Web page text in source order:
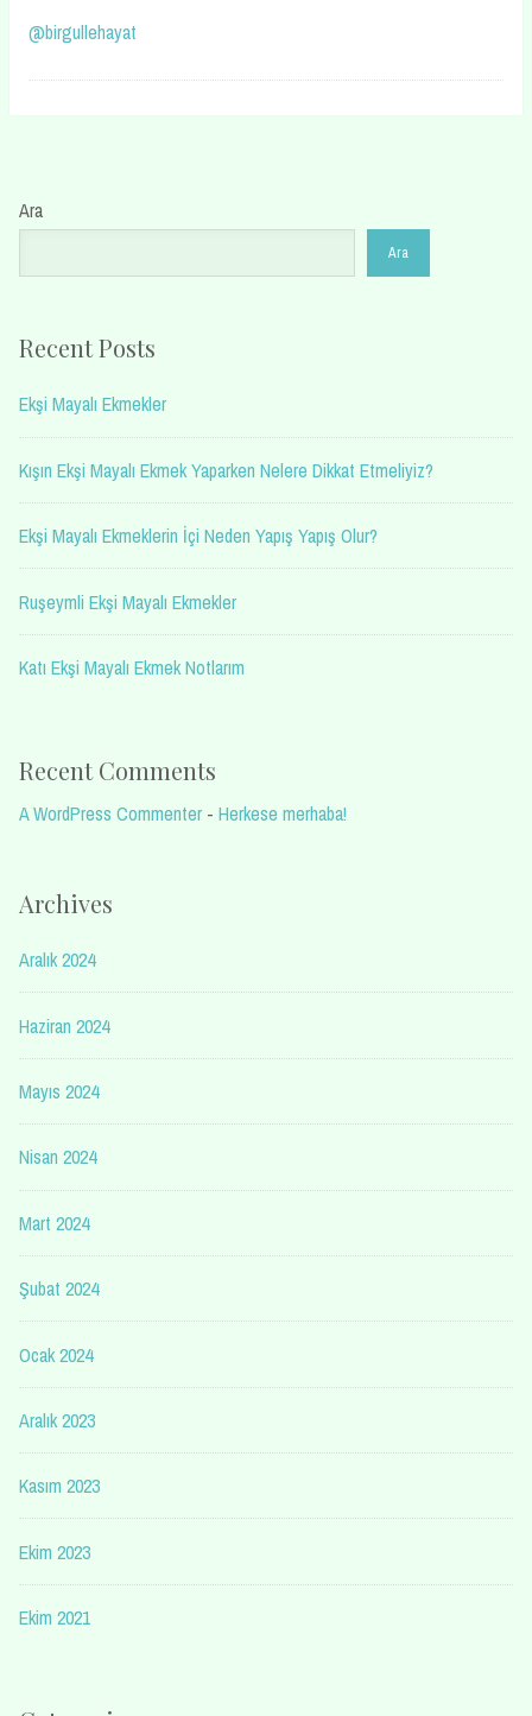
@birgullehayat
Ara
Ara
Recent Posts
Ekşi Mayalı Ekmekler
Kışın Ekşi Mayalı Ekmek Yaparken Nelere Dikkat Etmeliyiz?
Ekşi Mayalı Ekmeklerin İçi Neden Yapış Yapış Olur?
Ruşeymli Ekşi Mayalı Ekmekler
Katı Ekşi Mayalı Ekmek Notlarım
Recent Comments
A WordPress Commenter - Herkese merhaba!
Archives
Aralık 2024
Haziran 2024
Mayıs 2024
Nisan 2024
Mart 2024
Şubat 2024
Ocak 2024
Aralık 2023
Kasım 2023
Ekim 2023
Ekim 2021